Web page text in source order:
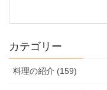
カテゴリー
料理の紹介 (159)